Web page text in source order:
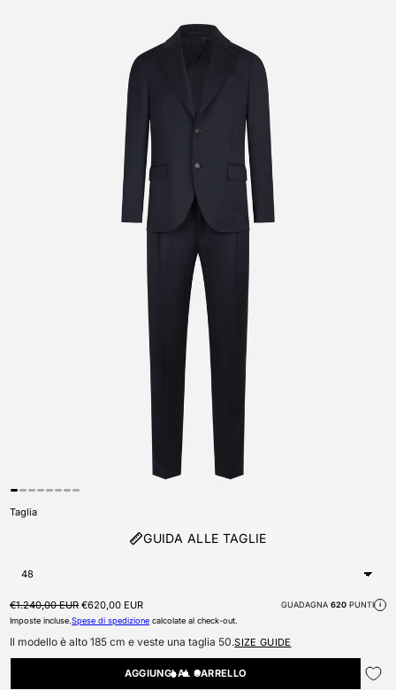
Taglia
GUIDA ALLE TAGLIE
Prezzo di listino
€1.240,00 EUR Prezzo scontato
€620,00 EUR GUADAGNA 620PUNTI i
Imposte incluse.Spese di spedizione calcolate al check-out.
Il modello è alto 185 cm e veste una taglia 50.SIZE GUIDE
AGGIUNGI AL CARRELLO